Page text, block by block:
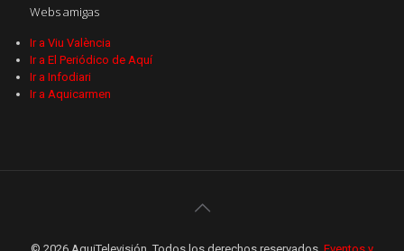
Webs amigas
Ir a Viu València
Ir a El Periódico de Aquí
Ir a Infodiari
Ir a Aquicarmen